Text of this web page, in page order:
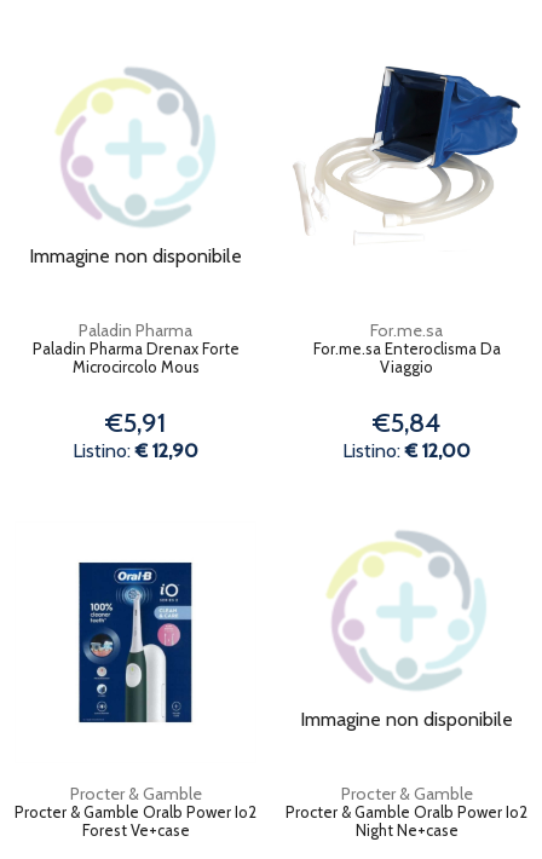
Immagine non disponibile
Paladin Pharma
Paladin Pharma Drenax Forte
Microcircolo Mous
€5,91
Listino:€ 12,90
For.me.sa
For.me.sa Enteroclisma Da
Viaggio
€5,84
Listino:€ 12,00
Procter & Gamble
Procter & Gamble Oralb Power Io2
Forest Ve+case
Immagine non disponibile
Procter & Gamble
Procter & Gamble Oralb Power Io2
Night Ne+case